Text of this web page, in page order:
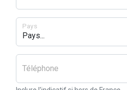
Pays
Téléphone